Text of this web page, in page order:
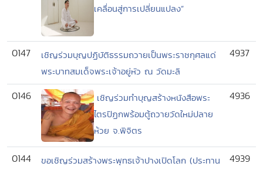
เคลื่อนสู่การเปลี่ยนแปลง”
0147
เชิญร่วมบุญปฏิบัติธรรมถวายเป็นพระราชกุศลแด่
พระบาทสมเด็จพระเจ้าอยู่หัว ณ วัดมะลิ
4937
0146
เชิญร่วมทำบุญสร้างหนังสือพระ
ไตรปิฏกพร้อมตู้ถวายวัดใหม่ปลาย
ห้วย จ.พิจิตร
4936
0144
ขอเชิญร่วมสร้างพระพุทธเจ้าปางเปิดโลก (ประทาน
4939